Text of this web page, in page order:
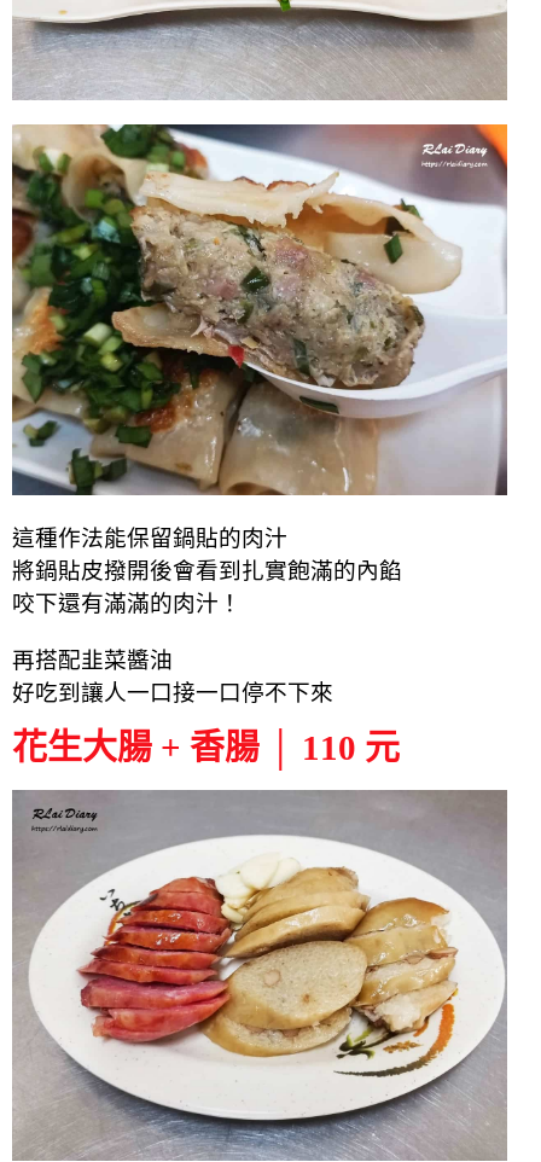
這種作法能保留鍋貼的肉汁
將鍋貼皮撥開後會看到扎實飽滿的內餡
咬下還有滿滿的肉汁！
再搭配韭菜醬油
好吃到讓人一口接一口停不下來
花生大腸 + 香腸 │ 110 元